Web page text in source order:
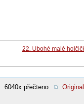
22. Ubohé malé
6040x přečteno
Original